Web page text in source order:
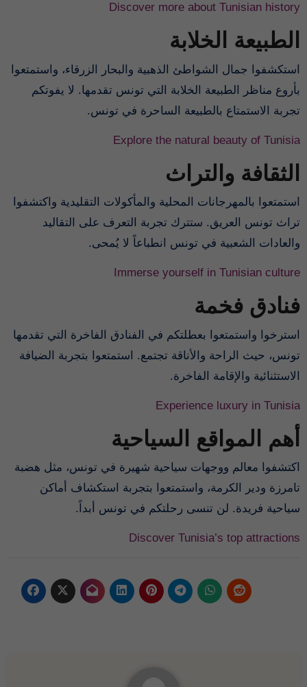
Discover more about Tunisian history
الطبيعة الخلابة
استكشفوا جمال الشواطئ الذهبية والبحار الزرقاء، واستمتعوا
بأروع مناظر الطبيعة الخلابة التي تونس تقدمها. لا يفوتكم
تجربة الاستمتاع بالطبيعة الساحرة في تونس.
Explore the natural beauty of Tunisia
الثقافة والتراث
استمتعوا بالمهرجانات المحلية والمأكولات التقليدية واكتشفوا
تراث تونس العريق. ستترك تجربة التعرف على التقاليد
والعادات الشعبية في تونس انطباعاً لا يُمحى.
Immerse yourself in Tunisian culture
فنادق فخمة
استرخوا واستمتعوا بعطلتكم في الفنادق الفاخرة التي تقدمها
تونس، حيث الراحة والأناقة تجتمع. استمتعوا بتجربة الضيافة
الاستثنائية والإقامة الفاخرة.
Experience luxury in Tunisia
أهم المواقع السياحية
اكتشفوا معالم ووجهات سياحية شهيرة في تونس، مثل هضبة
تامرزة ودير الكرمة، واستمتعوا بتجربة استكشاف أماكن
سياحية فريدة. لن تنسى رحلتكم في تونس أبداً.
Discover Tunisia’s top attractions